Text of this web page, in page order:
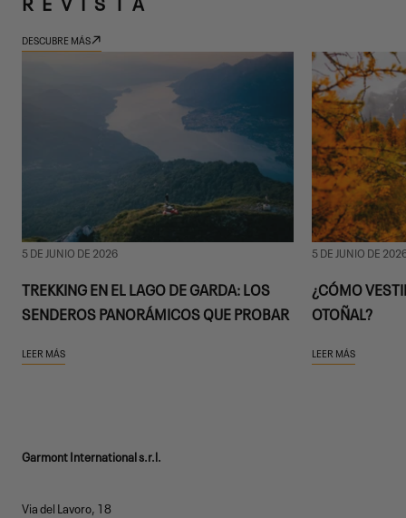
DESCUBRE MÁS
5 DE JUNIO DE 2026
TREKKING EN EL LAGO DE GARDA: LOS
SENDEROS PANORÁMICOS QUE PROBAR
LEER MÁS
5 DE JUNIO DE
¿CÓMO
OTOÑAL?
LEER MÁS
Garmont International s.r.l.
Via del Lavoro, 18